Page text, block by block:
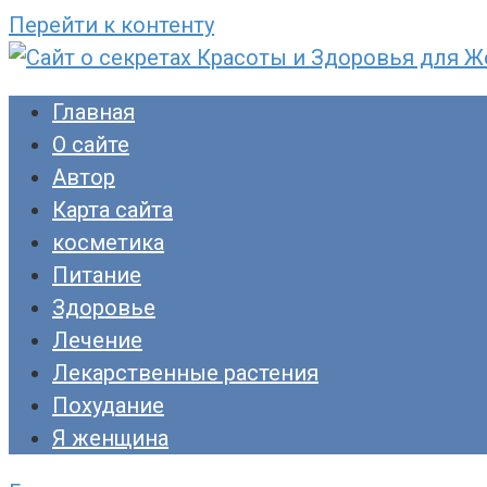
Перейти к контенту
Сайт о секретах Красоты и Здоровья для
Раскройте тайны ухода за собой, питания
прекрасны!
Главная
О сайте
Автор
Карта сайта
косметика
Питание
Здоровье
Лечение
Лекарственные растения
Похудание
Я женщина